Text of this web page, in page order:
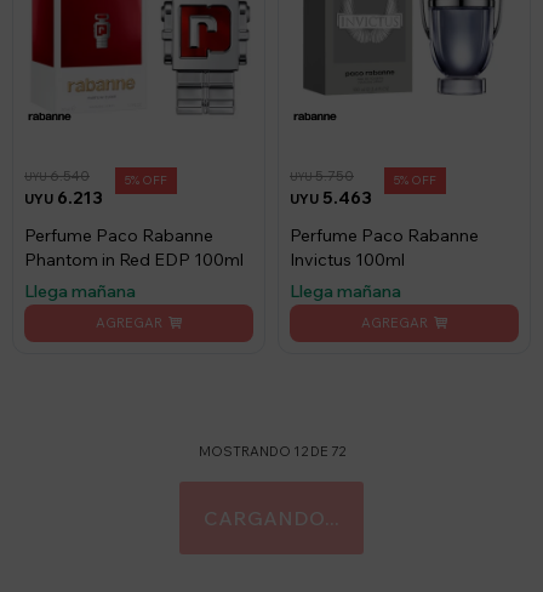
UYU 6.213
UYU6.540 5
Perfume Paco Rabanne
Phantom in Red EDP 100ml
Llega mañana
UYU 5.463
UYU5.750 5
Perfume Paco Rabanne
Invictus 100ml
Llega mañana
MOSTRANDO 12DE 72